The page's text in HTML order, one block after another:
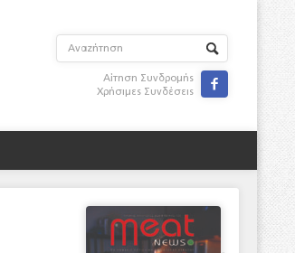
Αίτηση Συνδρομής
Χρήσιμες Συνδέσεις
